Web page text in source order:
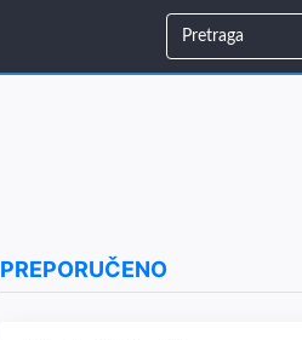
PREPORUČENO